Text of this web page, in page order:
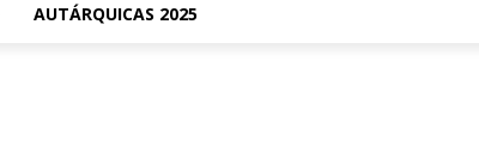
AUTÁRQUICAS 2025